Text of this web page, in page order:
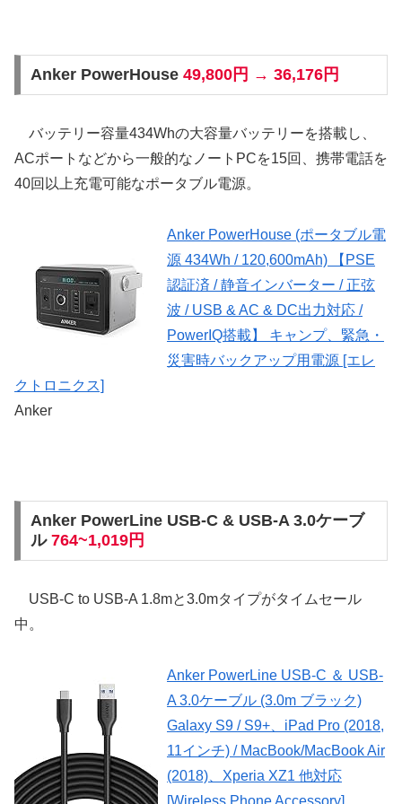
Anker PowerHouse 49,800円 → 36,176円
バッテリー容量434Whの大容量バッテリーを搭載し、
ACポートなどから一般的なノートPCを15回、携帯電話を
40回以上充電可能なポータブル電源。
Anker PowerHouse (ポータブル電
源 434Wh / 120,600mAh) 【PSE
認証済 / 静音インバーター / 正弦
波 / USB & AC & DC出力対応 /
PowerIQ搭載】 キャンプ、緊急・
災害時バックアップ用電源 [エレ
クトロニクス]
Anker
Anker PowerLine USB-C & USB-A 3.0ケーブ
ル 764~1,019円
USB-C to USB-A 1.8mと3.0mタイプがタイムセール
中。
Anker PowerLine USB-C ＆ USB-
A 3.0ケーブル (3.0m ブラック)
Galaxy S9 / S9+、iPad Pro (2018,
11インチ) / MacBook/MacBook Air
(2018)、Xperia XZ1 他対応